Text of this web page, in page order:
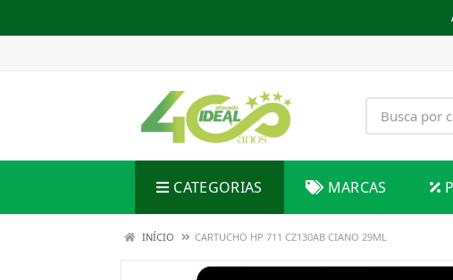
CATEGORIAS MARCAS
INÍCIO CARTUCHO HP 711 CZ130AB CIANO 29ML